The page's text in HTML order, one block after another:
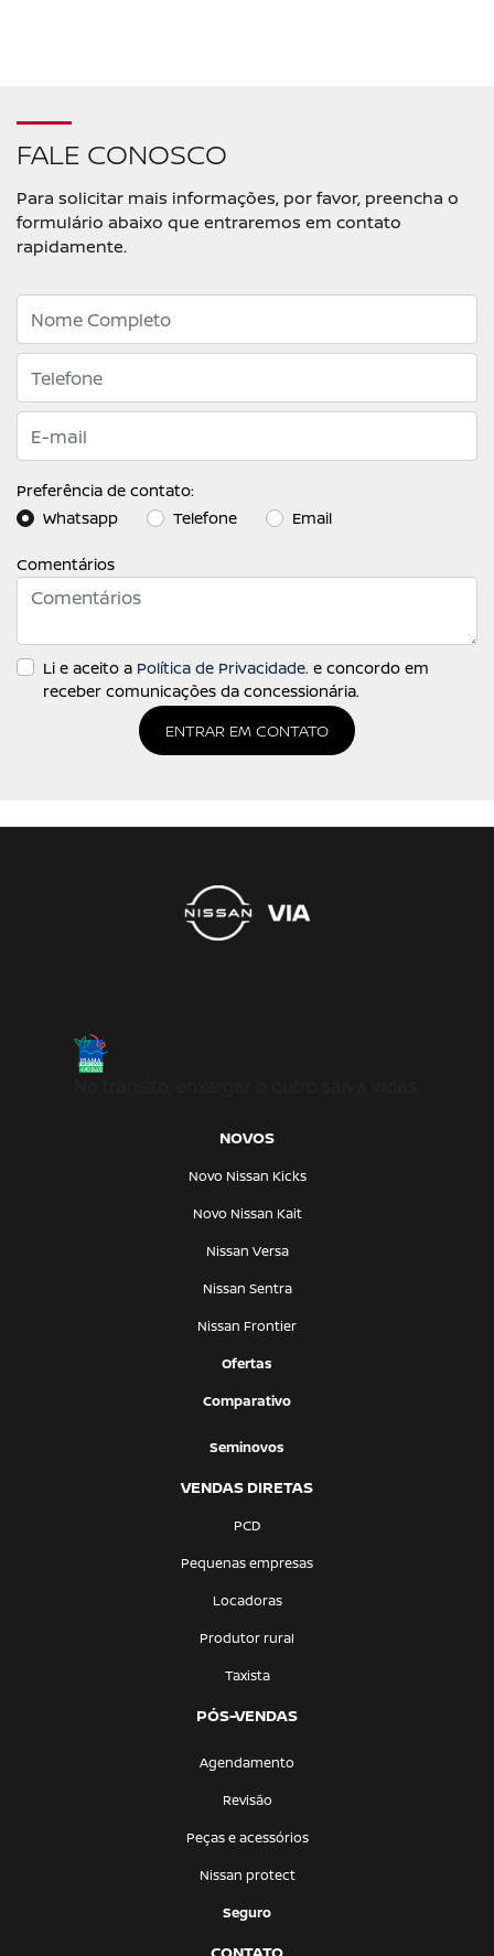
FALE CONOSCO
Para solicitar mais informações, por favor, preencha o
formulário abaixo que entraremos em contato
rapidamente.
Preferência de contato:
Whatsapp
Telefone Email
Comentários
Li e aceito a Política de Privacidade. e concordo em
receber comunicações da concessionária.
ENTRAR EM CONTATO
NOVOS
Novo Nissan Kicks
Novo Nissan Kait
Nissan Versa
Nissan Sentra
Nissan Frontier
Ofertas
Comparativo
Seminovos
VENDAS DIRETAS
PCD
Pequenas empresas
Locadoras
Produtor rural
Taxista
PÓS-VENDAS
Agendamento
Revisão
Peças e acessórios
Nissan protect
Seguro